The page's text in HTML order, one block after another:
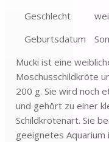
Geschlecht
Geburtsdatum
Mucki ist eine
Moschusschildkröte
200 g. Sie wird noch
und gehört zu einer
Schildkrötenart. Sie
geeignetes Aquarium